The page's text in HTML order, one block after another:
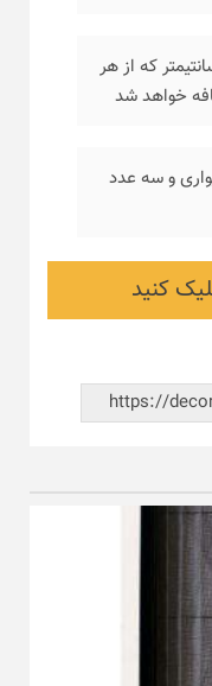
هر عدد قپه ۱۰ سانتیمتر که از هر
خواهد شد
و سه عدد
کنید